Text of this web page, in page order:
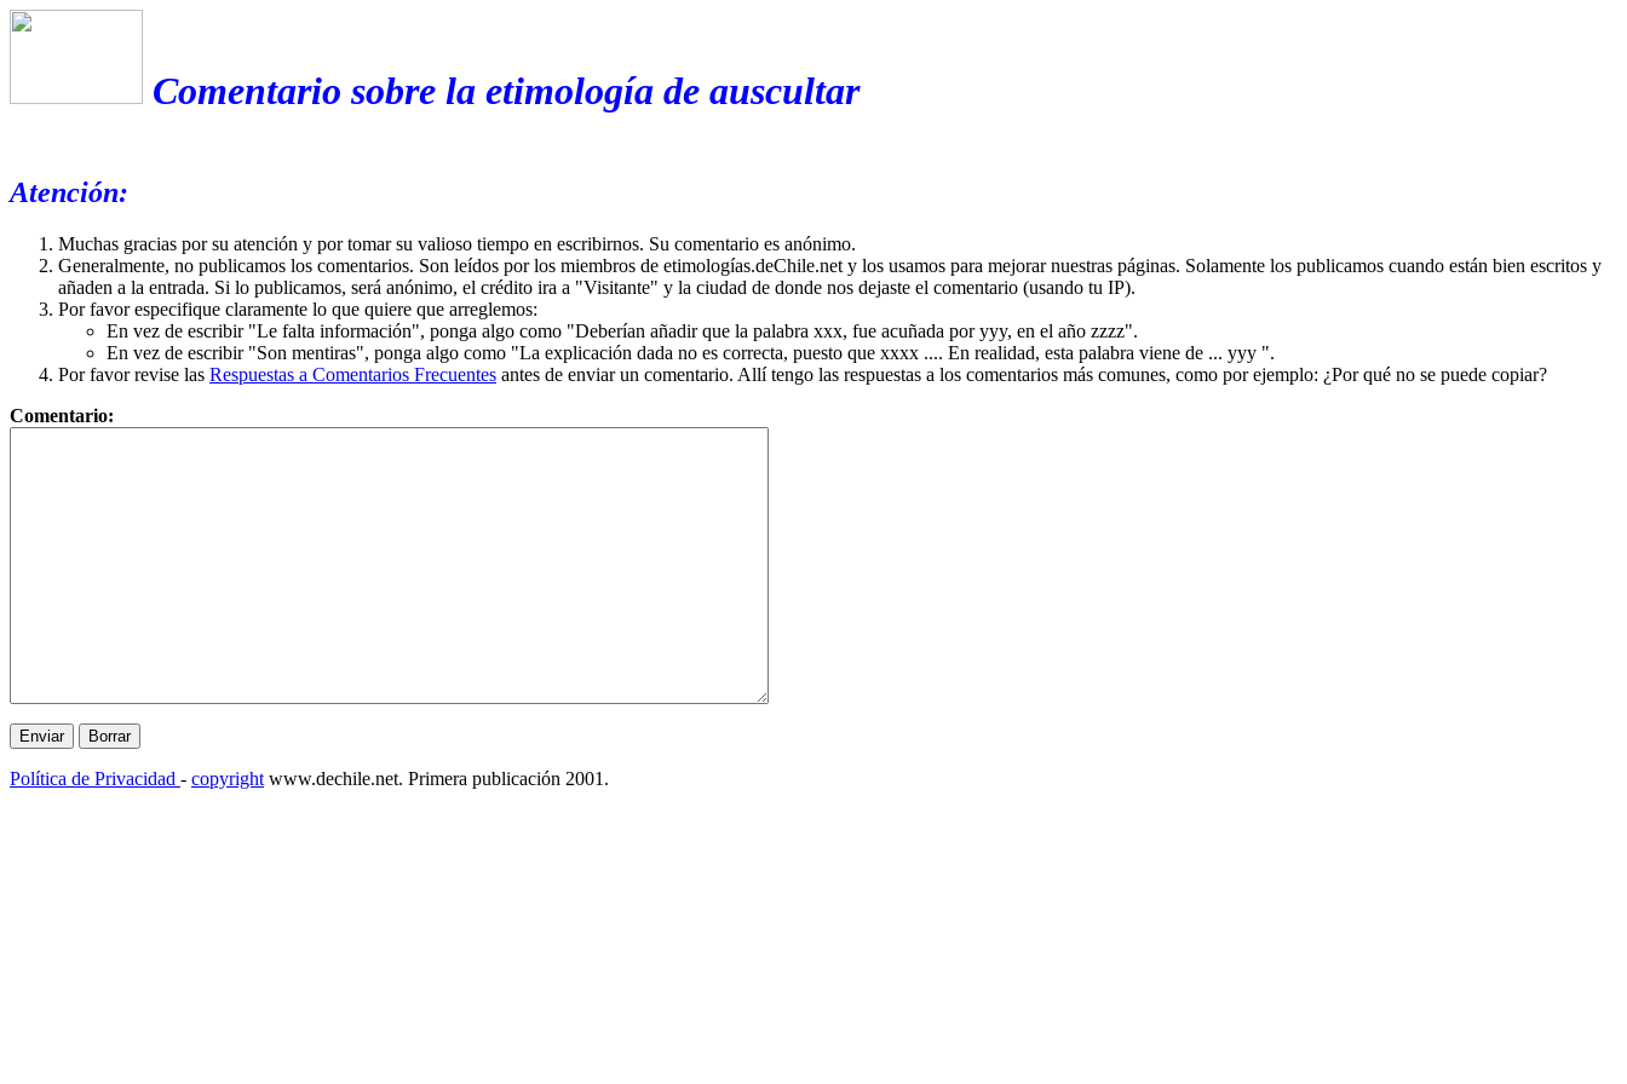
Comentario sobre la etimología de auscultar
Atención:
Muchas gracias por su atención y por tomar su valioso tiempo en escribirnos. Su comentario es anónimo.
Generalmente, no publicamos los comentarios. Son leídos por los miembros de etimologías.deChile.net y los usamos para mejorar nuestras páginas. Solamente los publicamos cuando están bien escritos y
añaden a la entrada. Si lo publicamos, será anónimo, el crédito ira a "Visitante" y la ciudad de donde nos dejaste el comentario (usando tu IP).
Por favor especifique claramente lo que quiere que arreglemos:
En vez de escribir "Le falta información", ponga algo como "Deberían añadir que la palabra xxx, fue acuñada por yyy, en el año zzzz".
En vez de escribir "Son mentiras", ponga algo como "La explicación dada no es correcta, puesto que xxxx .... En realidad, esta palabra viene de ... yyy ".
Por favor revise las Respuestas a Comentarios Frecuentes antes de enviar un comentario. Allí tengo las respuestas a los comentarios más comunes, como por ejemplo: ¿Por qué no se puede copiar?
Comentario:
Política de Privacidad - copyright www.dechile.net. Primera publicación 2001.